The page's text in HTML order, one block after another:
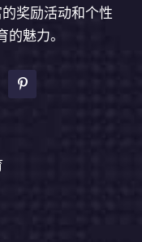
奖励活动和个性
魅力。